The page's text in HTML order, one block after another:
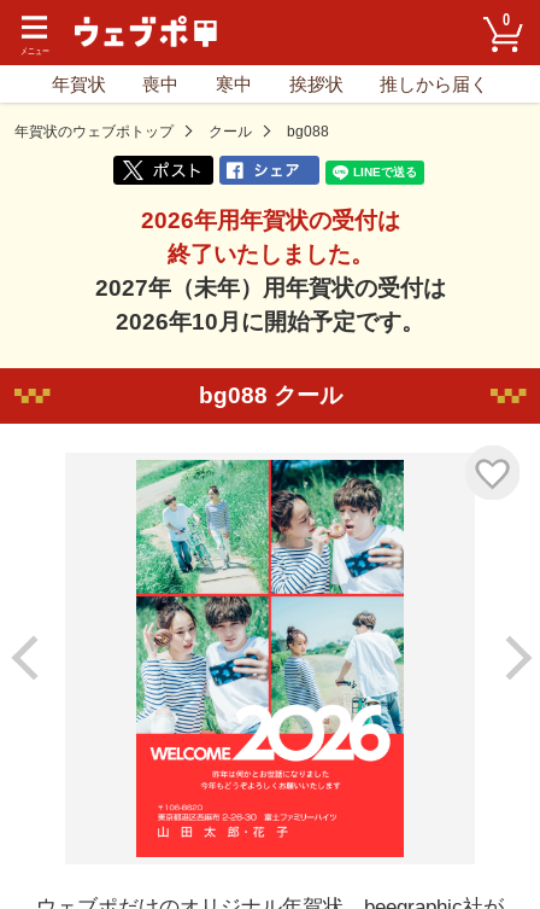
0
年賀状 喪中 寒中 挨拶状 推しから届く
年賀状のウェブポトップ クール bg088
2026年用年賀状の受付は
終了いたしました。
2027年（未年）用年賀状の受付は
2026年10月に開始予定です。
bg088 クール